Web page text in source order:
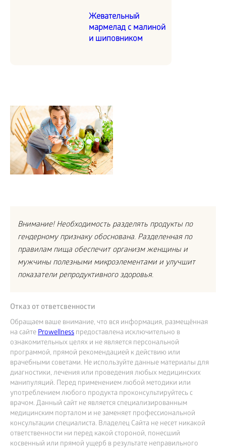
Жевательный
мармелад с малиной
и шиповником
Внимание! Необходимость разделять продукты по
гендерному признаку обоснована. Разделенная по
правилам пища обеспечит организм женщины и
мужчины полезными микроэлементами и улучшит
показатели репродуктивного здоровья.
Отказ от ответсвенности
Обращаем ваше внимание, что вся информация, размещённая
на сайтеProwellness предоставлена исключительно в
ознакомительных целях и не является персональной
программой, прямой рекомендацией к действию или
врачебными советами. Не используйте данные материалы для
диагностики, лечения или проведения любых медицинских
манипуляций. Перед применением любой методики или
употреблением любого продукта проконсультируйтесь с
врачом. Данный сайт не является специализированным
медицинским порталом и не заменяет профессиональной
консультации специалиста. Владелец Сайта не несет никакой
ответственности ни перед какой стороной, понесший
косвенный или прямой ущерб в результате неправильного